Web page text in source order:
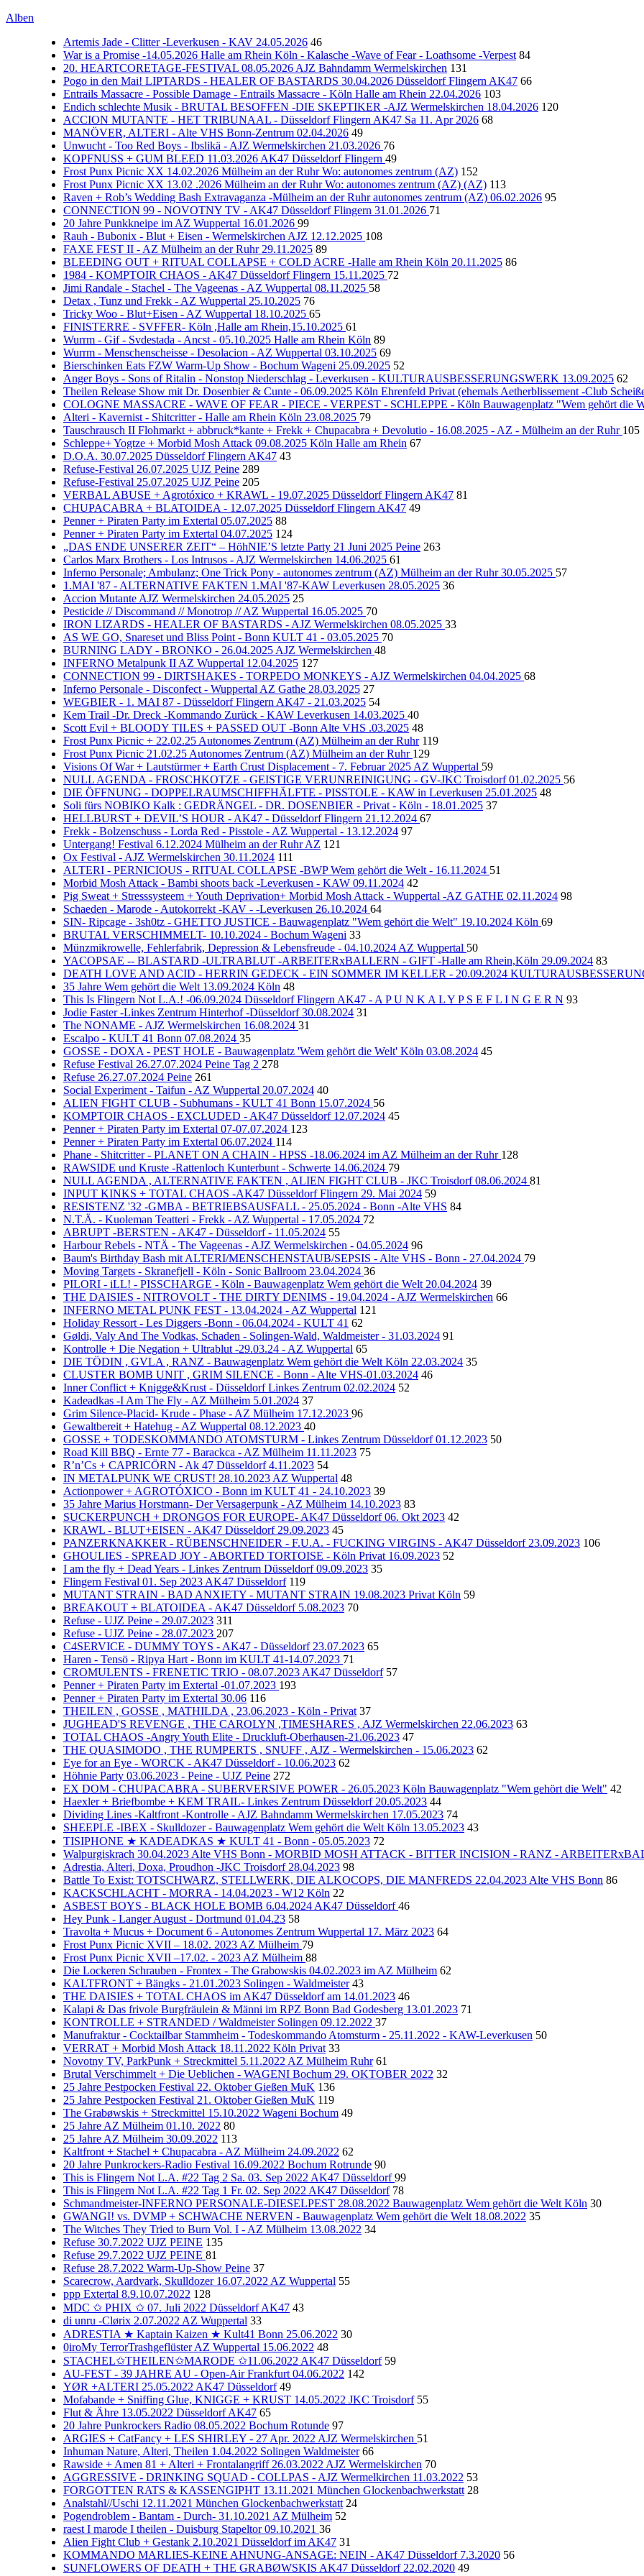
Alben
Artemis Jade - Clitter -Leverkusen - KAV 24.05.2026 46
War is a Promise -14.05.2026 Halle am Rhein Köln - Kalasche -Wave of Fear - Loathsome -Verpest 84
20. HEARTCORETAGE-FESTIVAL 08.05.2026 AJZ Bahndamm Wermelskirchen 131
Pogo in den Mai! LIPTARDS - HEALER OF BASTARDS 30.04.2026 Düsseldorf Flingern AK47 66
Entrails Massacre - Possible Damage - Entrails Massacre - Köln Halle am Rhein 22.04.2026 103
Endich schlechte Musik - BRUTAL BESOFFEN -DIE SKEPTIKER -AJZ Wermelskirchen 18.04.2026 120
ACCION MUTANTE - HET TRIBUNAAL - Düsseldorf Flingern AK47 Sa 11. Apr 2026 68
MANÖVER, ALTERI - Alte VHS Bonn-Zentrum 02.04.2026 49
Unwucht - Too Red Boys - Ibslikä - AJZ Wermelskirchen 21.03.2026 76
KOPFNUSS + GUM BLEED 11.03.2026 AK47 Düsseldorf Flingern 49
Frost Punx Picnic XX 14.02.2026 Mülheim an der Ruhr Wo: autonomes zentrum (AZ) 152
Frost Punx Picnic XX 13.02 .2026 Mülheim an der Ruhr Wo: autonomes zentrum (AZ) (AZ) 113
Raven + Rob’s Wedding Bash Extravaganza -Mülheim an der Ruhr autonomes zentrum (AZ) 06.02.2026 95
CONNECTION 99 - NOVOTNY TV - AK47 Düsseldorf Flingern 31.01.2026 71
20 Jahre Punkkneipe im AZ Wuppertal 16.01.2026 99
Rauh - Bubonix - Blut + Eisen - Wermelskirchen AJZ 12.12.2025 108
FAXE FEST II - AZ Mülheim an der Ruhr 29.11.2025 89
BLEEDING OUT + RITUAL COLLAPSE + COLD ACRE -Halle am Rhein Köln 20.11.2025 86
1984 - KOMPTOIR CHAOS - AK47 Düsseldorf Flingern 15.11.2025 72
Jimi Randale - Stachel - The Vageenas - AZ Wuppertal 08.11.2025 58
Detax , Tunz und Frekk - AZ Wuppertal 25.10.2025 76
Tricky Woo - Blut+Eisen - AZ Wuppertal 18.10.2025 65
FINISTERRE - SVFFER- Köln ,Halle am Rhein,15.10.2025 61
Wurrm - Gif - Svdestada - Ancst - 05.10.2025 Halle am Rhein Köln 89
Wurrm - Menschenscheisse - Desolacion - AZ Wuppertal 03.10.2025 69
Bierschinken Eats FZW Warm-Up Show - Bochum Wageni 25.09.2025 52
Anger Boys - Sons of Ritalin - Nonstop Niederschlag - Leverkusen - KULTURAUSBESSERUNGSWERK 13.09.2025 62
Theilen Release Show mit Dr. Dosenbier & Cunte - 06.09.2025 Köln Ehrenfeld Privat (ehemals Aetherblissement -Club
COLOGNE MASSACRE - WAVE OF FEAR - PIECE - VERPEST - SCHLEPPE - Köln Bauwagenplatz "Wem gehört die
Alteri - Kavernist - Shitcritter - Halle am Rhein Köln 23.08.2025 79
Tauschrausch II Flohmarkt + abbruck*kante + Frekk + Chupacabra + Devolutio - 16.08.2025 - AZ - Mülheim an der Ruhr 105
Schleppe+ Yogtze + Morbid Mosh Attack 09.08.2025 Köln Halle am Rhein 67
D.O.A. 30.07.2025 Düsseldorf Flingern AK47 43
Refuse-Festival 26.07.2025 UJZ Peine 289
Refuse-Festival 25.07.2025 UJZ Peine 205
VERBAL ABUSE + Agrotóxico + KRAWL - 19.07.2025 Düsseldorf Flingern AK47 81
CHUPACABRA + BLATOIDEA - 12.07.2025 Düsseldorf Flingern AK47 49
Penner + Piraten Party im Extertal 05.07.2025 88
Penner + Piraten Party im Extertal 04.07.2025 124
„DAS ENDE UNSERER ZEIT“ – HöhNIE’S letzte Party 21 Juni 2025 Peine 263
Carlos Marx Brothers - Los Intrusos - AJZ Wermelskirchen 14.06.2025 61
Inferno Personale; Ambulanz; One Trick Pony - autonomes zentrum (AZ) Mülheim an der Ruhr 30.05.2025 57
1.MAI '87 - ALTERNATIVE FAKTEN 1.MAI '87-KAW Leverkusen 28.05.2025 36
Accion Mutante AJZ Wermelskirchen 24.05.2025 25
Pesticide // Discommand // Monotrop // AZ Wuppertal 16.05.2025 70
IRON LIZARDS - HEALER OF BASTARDS - AJZ Wermelskirchen 08.05.2025 33
AS WE GO, Snareset und Bliss Point - Bonn KULT 41 - 03.05.2025 70
BURNING LADY - BRONKO - 26.04.2025 AJZ Wermelskirchen 48
INFERNO Metalpunk II AZ Wuppertal 12.04.2025 127
CONNECTION 99 - DIRTSHAKES - TORPEDO MONKEYS - AJZ Wermelskirchen 04.04.2025 68
Inferno Personale - Disconfect - Wuppertal AZ Gathe 28.03.2025 27
WEGBIER - 1. MAI 87 - Düsseldorf Flingern AK47 - 21.03.2025 54
Kem Trail -Dr. Dreck -Kommando Zurück - KAW Leverkusen 14.03.2025 40
Scott Evil + BLOODY TILES + PASSED OUT -Bonn Alte VHS .03.2025 48
Frost Punx Picnic + 22.02.25 Autonomes Zentrum (AZ) Mülheim an der Ruhr 119
Frost Punx Picnic 21.02.25 Autonomes Zentrum (AZ) Mülheim an der Ruhr 129
Visions Of War + Lautstürmer + Earth Crust Displacement - 7. Februar 2025 AZ Wuppertal 59
NULL AGENDA - FROSCHKOTZE - GEISTIGE VERUNREINIGUNG - GV-JKC Troisdorf 01.02.2025 56
DIE ÖFFNUNG - DOPPELRAUMSCHIFFHÄLFTE - PISSTOLE - KAW in Leverkusen 25.01.2025 48
Soli fürs NOBIKO Kalk : GEDRÄNGEL - DR. DOSENBIER - Privat - Köln - 18.01.2025 37
HELLBURST + DEVIL’S HOUR - AK47 - Düsseldorf Flingern 21.12.2024 67
Frekk - Bolzenschuss - Lorda Red - Pisstole - AZ Wuppertal - 13.12.2024 97
Untergang! Festival 6.12.2024 Mülheim an der Ruhr AZ 121
Ox Festival - AJZ Wermelskirchen 30.11.2024 111
ALTERI - PERNICIOUS - RITUAL COLLAPSE -BWP Wem gehört die Welt - 16.11.2024 51
Morbid Mosh Attack - Bambi shoots back -Leverkusen - KAW 09.11.2024 42
Pig Sweat + Stresssysteem + Youth Deprivation+ Morbid Mosh Attack - Wuppertal -AZ GATHE 02.11.2024 98
Schaeden - Marode - Autokorrekt -KAV - -Leverkusen 26.10.2024 64
SIN- Ripcage - 3sh0tz - GHETTO JUSTICE - Bauwagenplatz "Wem gehört die Welt" 19.10.2024 Köln 69
BRUTAL VERSCHIMMELT- 10.10.2024 - Bochum Wageni 33
Münzmikrowelle, Fehlerfabrik, Depression & Lebensfreude - 04.10.2024 AZ Wuppertal 50
YACOPSAE -- BLASTARD -ULTRABLUT -ARBEITERxBALLERN - GIFT -Halle am Rhein,Köln 29.09.2024 83
DEATH LOVE AND ACID - HERRIN GEDECK - EIN SOMMER IM KELLER - 20.09.2024
35 Jahre Wem gehört die Welt 13.09.2024 Köln 48
This Is Flingern Not L.A.! -06.09.2024 Düsseldorf Flingern AK47 - A P U N K A L Y P S E F L I N G E R N 93
Jodie Faster -Linkes Zentrum Hinterhof -Düsseldorf 30.08.2024 31
The NONAME - AJZ Wermelskirchen 16.08.2024 31
Escalpo - KULT 41 Bonn 07.08.2024 35
GOSSE - DOXA - PEST HOLE - Bauwagenplatz 'Wem gehört die Welt' Köln 03.08.2024 45
Refuse Festival 26.27.07.2024 Peine Tag 2 278
Refuse 26.27.07.2024 Peine 261
Social Experiment - Taifun - AZ Wuppertal 20.07.2024 40
ALIEN FIGHT CLUB - Subhumans - KULT 41 Bonn 15.07.2024 56
KOMPTOIR CHAOS - EXCLUDED - AK47 Düsseldorf 12.07.2024 45
Penner + Piraten Party im Extertal 07-07.07.2024 123
Penner + Piraten Party im Extertal 06.07.2024 114
Phane - Shitcritter - PLANET ON A CHAIN - HPSS -18.06.2024 im AZ Mülheim an der Ruhr 128
RAWSIDE und Kruste -Rattenloch Kunterbunt - Schwerte 14.06.2024 79
NULL AGENDA , ALTERNATIVE FAKTEN , ALIEN FIGHT CLUB - JKC Troisdorf 08.06.2024 81
INPUT KINKS + TOTAL CHAOS -AK47 Düsseldorf Flingern 29. Mai 2024 59
RESISTENZ '32 -GMBA - BETRIEBSAUSFALL - 25.05.2024 - Bonn -Alte VHS 84
N.T.Ä. - Kuoleman Teatteri - Frekk - AZ Wuppertal - 17.05.2024 72
ABRUPT -BERSTEN - AK47 - Düsseldorf - 11.05.2024 55
Harbour Rebels - NTÄ - The Vageenas - AJZ Wermelskirchen - 04.05.2024 96
Baum's Birthday Bash mit ALTERI/MENSCHENSTAUB/SEPSIS - Alte VHS - Bonn - 27.04.2024 79
Moving Targets - Skranefjell - Köln - Sonic Ballroom 23.04.2024 36
PILORI - iLL! - PISSCHARGE - Köln - Bauwagenplatz Wem gehört die Welt 20.04.2024 39
THE DAISIES - NITROVOLT - THE DIRTY DENIMS - 19.04.2024 - AJZ Wermelskirchen 66
INFERNO METAL PUNK FEST - 13.04.2024 - AZ Wuppertal 121
Holiday Ressort - Les Diggers -Bonn - 06.04.2024 - KULT 41 62
Gøldi, Valy And The Vodkas, Schaden - Solingen-Wald, Waldmeister - 31.03.2024 91
Kontrolle + Die Negation + Ultrablut -29.03.24 - AZ Wuppertal 65
DIE TÖDIN , GVLA , RANZ - Bauwagenplatz Wem gehört die Welt Köln 22.03.2024 35
CLUSTER BOMB UNIT , GRIM SILENCE - Bonn - Alte VHS-01.03.2024 46
Inner Conflict + Knigge&Krust - Düsseldorf Linkes Zentrum 02.02.2024 52
Kadeadkas -I Am The Fly - AZ Mülheim 5.01.2024 37
Grim Silence-Placid- Krude - Phase - AZ Mülheim 17.12.2023 96
Gewaltbereit + Hatehug - AZ Wuppertal 08.12.2023 40
GOSSE + TODESKOMMANDO ATOMSTURM - Linkes Zentrum Düsseldorf 01.12.2023 50
Road Kill BBQ - Ernte 77 - Barackca - AZ Mülheim 11.11.2023 75
R’n’Cs + CAPRICÖRN - Ak 47 Düsseldorf 4.11.2023 54
IN METALPUNK WE CRUST! 28.10.2023 AZ Wuppertal 48
Actionpower + AGROTÓXICO - Bonn im KULT 41 - 24.10.2023 39
35 Jahre Marius Horstmann- Der Versagerpunk - AZ Mülheim 14.10.2023 83
SUCKERPUNCH + DRONGOS FOR EUROPE- AK47 Düsseldorf 06. Okt 2023 42
KRAWL - BLUT+EISEN - AK47 Düsseldorf 29.09.2023 45
PANZERKNAKKER - RÜBENSCHNEIDER - F.U.A. - FUCKING VIRGINS - AK47 Düsseldorf 23.09.2023 106
GHOULIES - SPREAD JOY - ABORTED TORTOISE - Köln Privat 16.09.2023 52
I am the fly + Dead Years - Linkes Zentrum Düsseldorf 09.09.2023 35
Flingern Festival 01. Sep 2023 AK47 Düsseldorf 119
MUTANT STRAIN - BAD ANXIETY - MUTANT STRAIN 19.08.2023 Privat Köln 59
BREAKOUT + BLATOIDEA - AK47 Düsseldorf 5.08.2023 70
Refuse - UJZ Peine - 29.07.2023 311
Refuse - UJZ Peine - 28.07.2023 207
C4SERVICE - DUMMY TOYS - AK47 - Düsseldorf 23.07.2023 65
Haren - Tensö - Ripya Hart - Bonn im KULT 41-14.07.2023 71
CROMULENTS - FRENETIC TRIO - 08.07.2023 AK47 Düsseldorf 57
Penner + Piraten Party im Extertal -01.07.2023 193
Penner + Piraten Party im Extertal 30.06 116
THEILEN , GOSSE , MATHILDA , 23.06.2023 - Köln - Privat 37
JUGHEAD'S REVENGE , THE CAROLYN ,TIMESHARES , AJZ Wermelskirchen 22.06.2023 63
TOTAL CHAOS -Angry Youth Elite - Druckluft-Oberhausen-21.06.2023 47
THE QUASIMODO , THE RUMPERTS , SNUFF , AJZ - Wermelskirchen - 15.06.2023 62
Eye for an Eye - WORCK - AK47 Düsseldorf - 10.06.2023 62
Höhnie Party 03.06.2023 - Peine - UJZ Peine 272
EX DOM - CHUPACABRA - SUBERVERSIVE POWER - 26.05.2023 Köln Bauwagenplatz "Wem gehört die Welt" 42
Haexler + Briefbombe + KEM TRAIL- Linkes Zentrum Düsseldorf 20.05.2023 44
Dividing Lines -Kaltfront -Kontrolle - AJZ Bahndamm Wermelskirchen 17.05.2023 74
SHEEPLE -IBEX - Skulldozer - Bauwagenplatz Wem gehört die Welt Köln 13.05.2023 43
TISIPHONE ★ KADEADKAS ★ KULT 41 - Bonn - 05.05.2023 72
Walpurgiskrach 30.04.2023 Alte VHS Bonn - MORBID MOSH ATTACK - BITTER INCISION - RANZ -
Adrestia, Alteri, Doxa, Proudhon -JKC Troisdorf 28.04.2023 98
Battle To Exist: TOTSCHWARZ, STELLWERK, DIE ALKOCOPS, DIE MANFREDS 22.04.2023 Alte VHS Bonn 86
KACKSCHLACHT - MORRA - 14.04.2023 - W12 Köln 22
ASBEST BOYS - BLACK HOLE BOMB 6.04.2024 AK47 Düsseldorf46
Hey Punk - Langer August - Dortmund 01.04.23 58
Travolta + Mucus + Document 6 - Autonomes Zentrum Wuppertal 17. März 2023 64
Frost Punx Picnic XVII – 18.02. 2023 AZ Mülheim 79
Frost Punx Picnic XVII –17.02. - 2023 AZ Mülheim 88
Die Lockeren Schrauben - Frontex - The Grabowskis 04.02.2023 im AZ Mülheim 62
KALTFRONT + Bängks - 21.01.2023 Solingen - Waldmeister 43
THE DAISIES + TOTAL CHAOS im AK47 Düsseldorf am 14.01.2023 46
Kalapi & Das frivole Burgfräulein & Männi im RPZ Bonn Bad Godesberg 13.01.2023 71
KONTROLLE + STRANDED / Waldmeister Solingen 09.12.2022 37
Manufraktur - Cocktailbar Stammheim - Todeskommando Atomsturm - 25.11.2022 - KAW-Leverkusen 50
VERRAT + Morbid Mosh Attack 18.11.2022 Köln Privat 33
Novotny TV, ParkPunk + Streckmittel 5.11.2022 AZ Mülheim Ruhr 61
Brutal Verschimmelt + Die Ueblichen - WAGENI Bochum 29. OKTOBER 2022 32
25 Jahre Pestpocken Festival 22. Oktober Gießen MuK 136
25 Jahre Pestpocken Festival 21. Oktober Gießen MuK 119
The Grabøwskis + Streckmittel 15.10.2022 Wageni Bochum 49
25 Jahre AZ Mülheim 01.10. 2022 80
25 Jahre AZ Mülheim 30.09.2022 113
Kaltfront + Stachel + Chupacabra - AZ Mülheim 24.09.2022 62
20 Jahre Punkrockers-Radio Festival 16.09.2022 Bochum Rotrunde 90
This is Flingern Not L.A. #22 Tag 2 Sa. 03. Sep 2022 AK47 Düsseldorf99
This is Flingern Not L.A. #22 Tag 1 Fr. 02. Sep 2022 AK47 Düsseldorf 78
Schmandmeister-INFERNO PERSONALE-DIESELPEST 28.08.2022 Bauwagenplatz Wem gehört die Welt Köln 30
GWANGI! vs. DVMP + SCHWACHE NERVEN - Bauwagenplatz Wem gehört die Welt 18.08.2022 35
The Witches They Tried to Burn Vol. I - AZ Mülheim 13.08.2022 34
Refuse 30.7.2022 UJZ PEINE 135
Refuse 29.7.2022 UJZ PEINE 81
Refuse 28.7.2022 Warm-Up-Show Peine 37
Scarecrow, Aardvark, Skulldozer 16.07.2022 AZ Wuppertal 55
ppp Extertal 8.9.10.07.2022 128
MDC ✩ PHIX ✩ 07. Juli 2022 Düsseldorf AK47 43
di unru -Clørix 2.07.2022 AZ Wuppertal 33
ADRESTIA ★ Kaptain Kaizen ★ Kult41 Bonn 25.06.2022 30
0iroMy TerrorTrashgeflüster AZ Wuppertal 15.06.2022 48
STACHEL✩THEILEN✩MARODE ✩11.06.2022 AK47 Düsseldorf 59
AU-FEST - 39 JAHRE AU - Open-Air Frankfurt 04.06.2022 142
YØR +ALTERI 25.05.2022 AK47 Düsseldorf 49
Mofabande + Sniffing Glue, KNIGGE + KRUST 14.05.2022 JKC Troisdorf 55
Flut & Ähre 13.05.2022 Düsseldorf AK47 65
20 Jahre Punkrockers Radio 08.05.2022 Bochum Rotunde 97
ARGIES + CatFancy + LES SHIRLEY - 27 Apr. 2022 AJZ Wermelskirchen 51
Inhuman Nature, Alteri, Theilen 1.04.2022 Solingen Waldmeister 66
Rawside + Amen 81 + Alteri + Frontalangriff 26.03.2022 AJZ Wermelskirchen 70
AGGRESSIVE - DRINKING SQUAD - COLLPAS - AJZ Wermelkirchen 11.03.2022 53
FORGOTTEN RATS & KASSENGIPHT 13.11.2021 München Glockenbachwerkstatt 28
Analstahl//Uschi 12.11.2021 München Glockenbachwerkstatt 24
Pogendroblem - Bantam - Durch- 31.10.2021 AZ Mülheim 52
raest I marode I theilen - Duisburg Stapeltor 09.10.2021 36
Alien Fight Club + Gestank 2.10.2021 Düsseldorf im AK47 31
KOMMANDO MARLIES-KEINE AHNUNG-ANSAGE: NEIN - AK47 Düsseldorf 7.3.2020 56
SUNFLOWERS OF DEATH + THE GRABØWSKIS AK47 Düsseldorf 22.02.2020 49